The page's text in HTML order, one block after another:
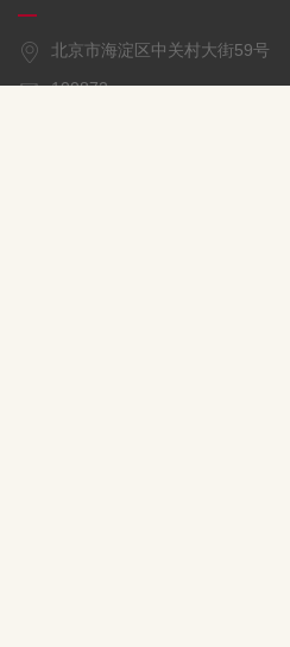
北京市海淀区中关村大街59号
100872